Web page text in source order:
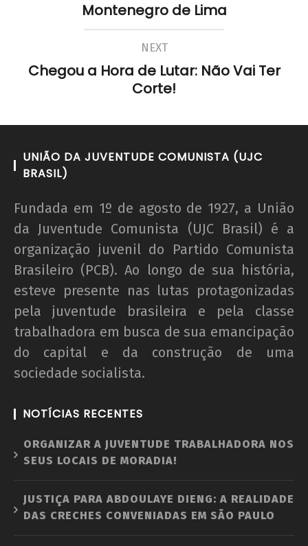
Montenegro de Lima
NEXT
Chegou a Hora de Lutar: Não Vai Ter
Corte!
UNIÃO DA JUVENTUDE COMUNISTA (UJC
BRASIL)
Fundada em 1º de agosto de 1927, a União
da Juventude Comunista (UJC Brasil) é a
organização juvenil do Partido Comunista
Brasileiro (PCB). Ao longo de sua história,
esteve presente nas lutas protagonizadas
pela juventude brasileira e pela classe
trabalhadora em busca de sua emancipação
do capital e da construção de uma
sociedade socialista.
NOTÍCIAS RECENTES
ORGANIZAR A JUVENTUDE TRABALHADORA NOS
SEUS LOCAIS DE MORADIA!
JUSTIÇA PARA ABDOULAYE DIENG: A REALIDADE
DAS CRECHES CONVENIADAS EM SÃO PAULO